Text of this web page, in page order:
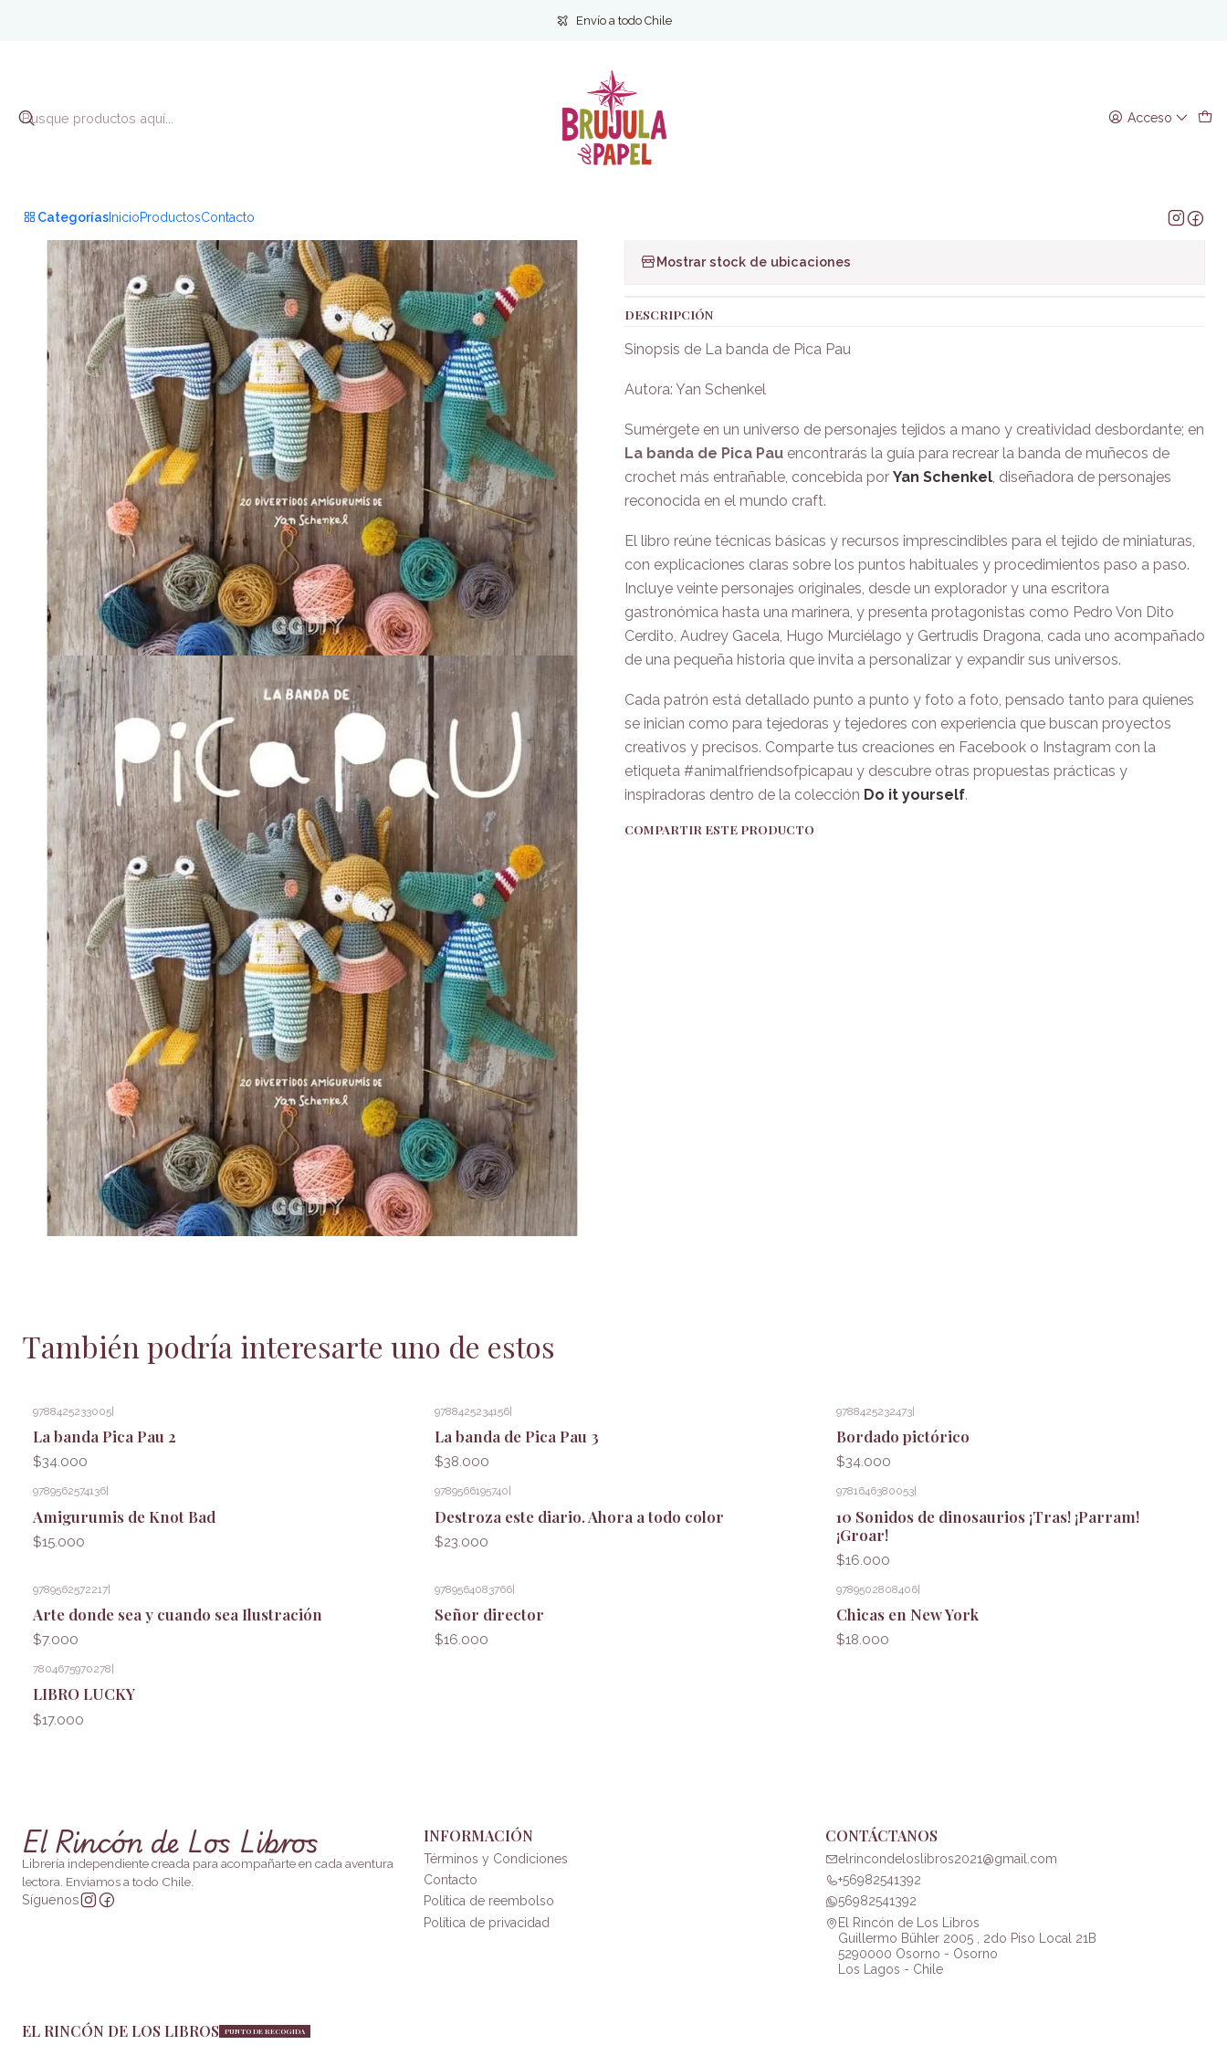
Acceso
Categorías InicioProductosContacto
Envío a todo Chile
Manualidades La banda de Pica Pau Yan Schenkel
La banda de Pica Pau Yan Schenkel
Cantidad
Mostrar stock de ubicaciones
DESCRIPCIÓN
Sinopsis de La banda de Pica Pau
Autora: Yan Schenkel
Sumérgete en un universo de personajes tejidos a mano y creatividad desbordante; en
La banda de Pica Pau encontrarás la guía para recrear la banda de muñecos de
crochet más entrañable, concebida por Yan Schenkel, diseñadora de personajes
reconocida en el mundo craft.
El libro reúne técnicas básicas y recursos imprescindibles para el tejido de miniaturas,
con explicaciones claras sobre los puntos habituales y procedimientos paso a paso.
Incluye veinte personajes originales, desde un explorador y una escritora
gastronómica hasta una marinera, y presenta protagonistas como Pedro Von Dito
Cerdito, Audrey Gacela, Hugo Murciélago y Gertrudis Dragona, cada uno acompañado
de una pequeña historia que invita a personalizar y expandir sus universos.
Cada patrón está detallado punto a punto y foto a foto, pensado tanto para quienes
se inician como para tejedoras y tejedores con experiencia que buscan proyectos
creativos y precisos. Comparte tus creaciones en Facebook o Instagram con la
etiqueta #animalfriendsofpicapau y descubre otras propuestas prácticas y
inspiradoras dentro de la colección Do it yourself.
COMPARTIR ESTE PRODUCTO
También podría interesarte uno de estos
9788425233005
La banda Pica Pau 2
$34.000
9788425234156|
La banda de Pica Pau 3
$38.000
9788425232473|
Bordado pictórico
$34.000
9789562574136
Amigurumis de Knot Bad
$15.000
9789566195740
Destroza este diario. Ahora a todo color
$23.000
9781646380053|
10 Sonidos de dinosaurios ¡Tras! ¡Parram!
¡Groar!
$16.000
9789562572217|
Arte donde sea y cuando sea Ilustración
$7.000
9789564083766|
Señor director
$16.000
9789502808406|
Chicas en New York
$18.000
7804675970278
LIBRO LUCKY
$17.000
El Rincón de Los Libros
Librería independiente creada para acompañarte en cada aventura
lectora. Enviamos a todo Chile.
Síguenos
INFORMACIÓN
Términos y Condiciones
Contacto
Política de reembolso
Política de privacidad
CONTÁCTANOS
elrincondeloslibros2021@gmail.com
+56982541392
56982541392
El Rincón de Los Libros
Guillermo Bühler 2005 , 2do Piso Local 21B
5290000 Osorno - Osorno
Los Lagos - Chile
EL RINCÓN DE LOS LIBROS PUNTO DE RECOGIDA